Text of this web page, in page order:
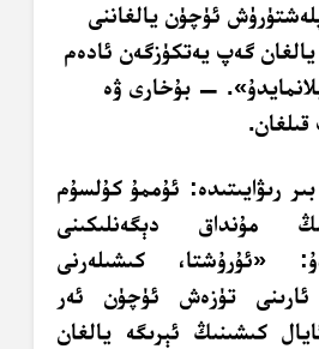
ئۈچۈن يالغاننى
گەپ يەتكۈزگەن ئادەم
— بۇخارى ۋە
قىلغان.
رىۋايىتىدە: ئۇممۇ كۇلسۇم
مۇنداق دېگەنلىكىنى
«ئۇرۇشتا، كىشىلەرنى
ئارىنى تۈزەش ئۈچۈن ئەر
كىشىنىڭ ئېرىگە يالغان